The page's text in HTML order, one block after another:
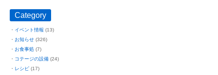
Category
イベント情報 (13)
お知らせ (326)
お食事処 (7)
コテージの設備 (24)
レシピ (17)